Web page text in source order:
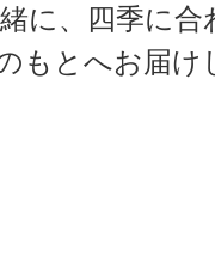
に、四季に
もとへお届け